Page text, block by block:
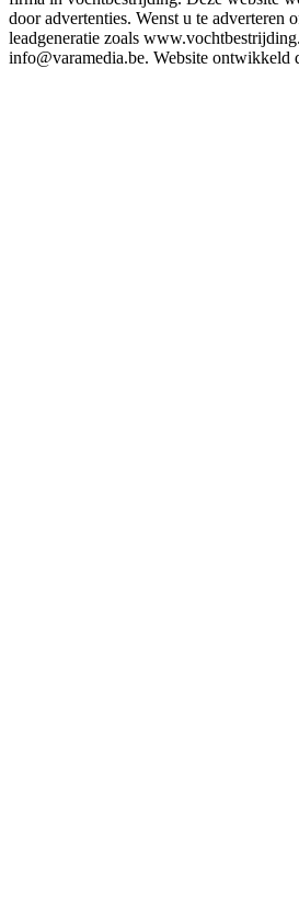
door advertenties. Wenst u te adverteren
leadgeneratie zoals
info@varamedia.be. Website ontwikkeld